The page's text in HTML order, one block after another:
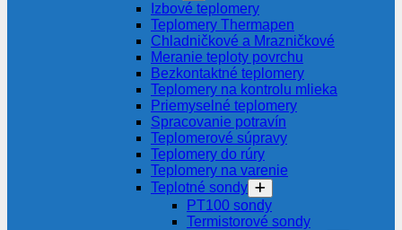
Izbové teplomery
Teplomery Thermapen
Chladničkové a Mrazničkové
Meranie teploty povrchu
Bezkontaktné teplomery
Teplomery na kontrolu mlieka
Priemyselné teplomery
Spracovanie potravín
Teplomerové súpravy
Teplomery do rúry
Teplomery na varenie
Teplotné sondy
PT100 sondy
Termistorové sondy